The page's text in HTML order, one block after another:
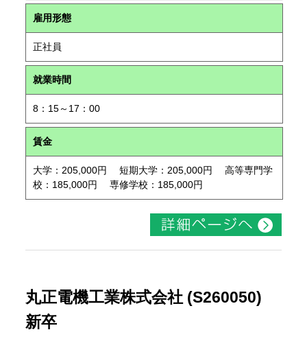
雇用形態
正社員
就業時間
8：15～17：00
賃金
大学：205,000円 短期大学：205,000円 高等専門学
校：185,000円 専修学校：185,000円
丸正電機工業株式会社 (S260050)
新卒